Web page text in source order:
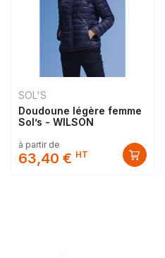
SOL'S
Doudoune légère femme
Sol’s - WILSON
à partir de
63,40 € HT